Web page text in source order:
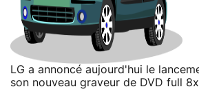
LG a annoncé aujourd'hui le
son nouveau graveur de DVD full